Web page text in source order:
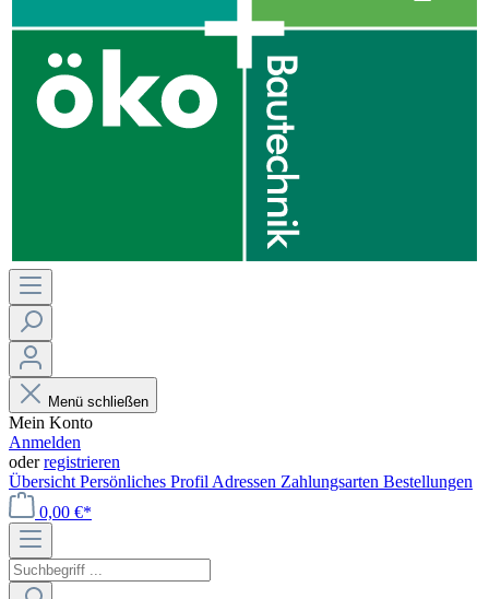
Menü schließen
Mein Konto
Anmelden
oderregistrieren
Übersicht Persönliches Profil Adressen Zahlungsarten Bestellungen
0,00 €*